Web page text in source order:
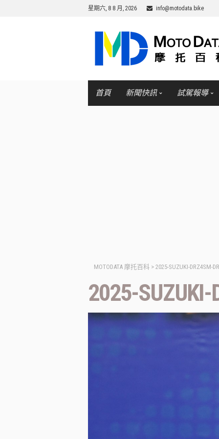
星期六, 8 8 月, 2026 info@motodata.bike
首頁 新聞快訊 試駕報導
MOTODATA 摩托百科 > 2025-SUZUKI-DRZ4SM-
2025-